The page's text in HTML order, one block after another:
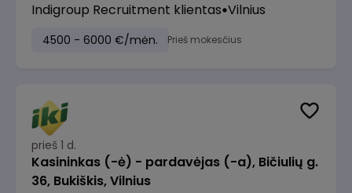
Indigroup Recruitment klientas Vilnius
4500 - 6000 €/mėn. Prieš mokesčius
prieš 1 d.
Kasininkas (-ė) - pardavėjas (-a), Bičiulių g.
36, Bukiškis, Vilnius